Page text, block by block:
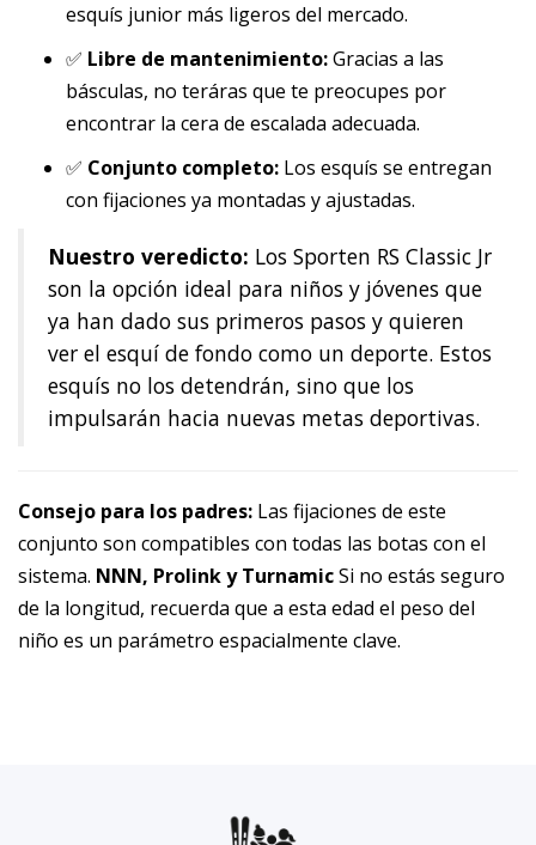
esquís junior más ligeros del mercado.
✅ Libre de mantenimiento:Gracias a las
básculas, no teráras que te preocupes por
encontrar la cera de escalada adecuada.
✅ Conjunto completo: Los esquís se entregan
con fijaciones ya montadas y ajustadas.
Nuestro veredicto: Los Sporten RS Classic Jr
son la opción ideal para niños y jóvenes que
ya han dado sus primeros pasos y quieren
ver el esquí de fondo como un deporte. Estos
esquís no los detendrán, sino que los
impulsarán hacia nuevas metas deportivas.
Consejo para los padres: Las fijaciones de este
conjunto son compatibles con todas las botas con el
sistema. NNN, Prolink y TurnamicSi no estás seguro
de la longitud, recuerda que a esta edad el peso del
niño es un parámetro espacialmente clave.